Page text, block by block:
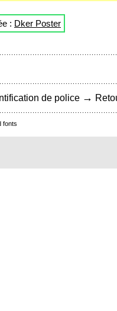
: Dker Poster
de police →
fonts